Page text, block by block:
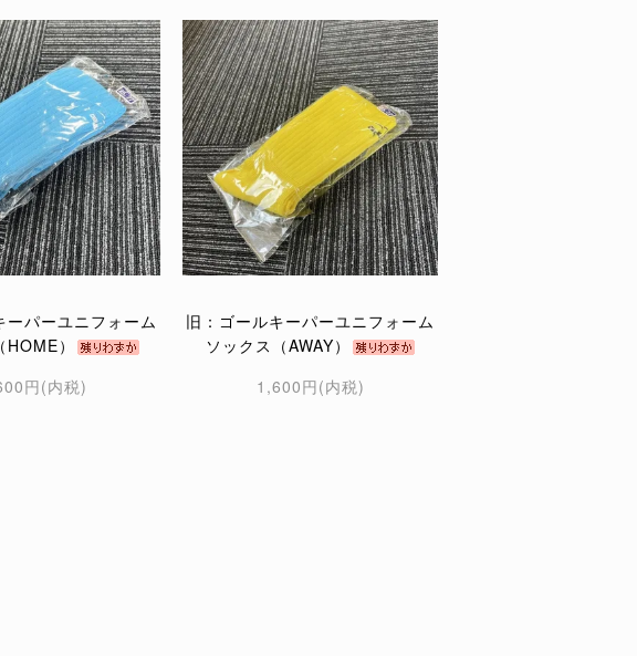
ーパーユニフォーム
）
円(内税)
旧：ゴールキーパーユニフォーム
ソックス（AWAY）
1,600円(内税)